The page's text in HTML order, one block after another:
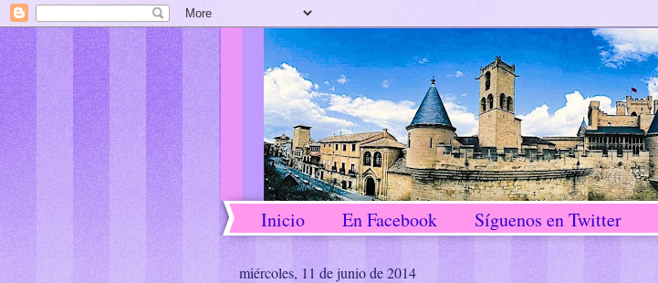
Inicio En Facebook Síguenos en Twitter
miércoles, 11 de junio de 2014